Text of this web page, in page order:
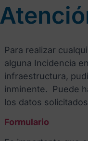
Para realizar
alguna Incidencia
infraestructura,
inminente. Puede
los datos
Formulario